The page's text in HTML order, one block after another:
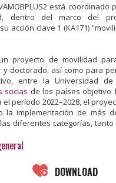
está coordinado
dentro del marco del
acción clave 1 (KA171)
proyecto de movilidad
y doctorado, así como para
entre la Universidad
socias de los países objetivo
período 2022–2028, el
la implementación de más
diferentes categorías,
DOWNLOAD